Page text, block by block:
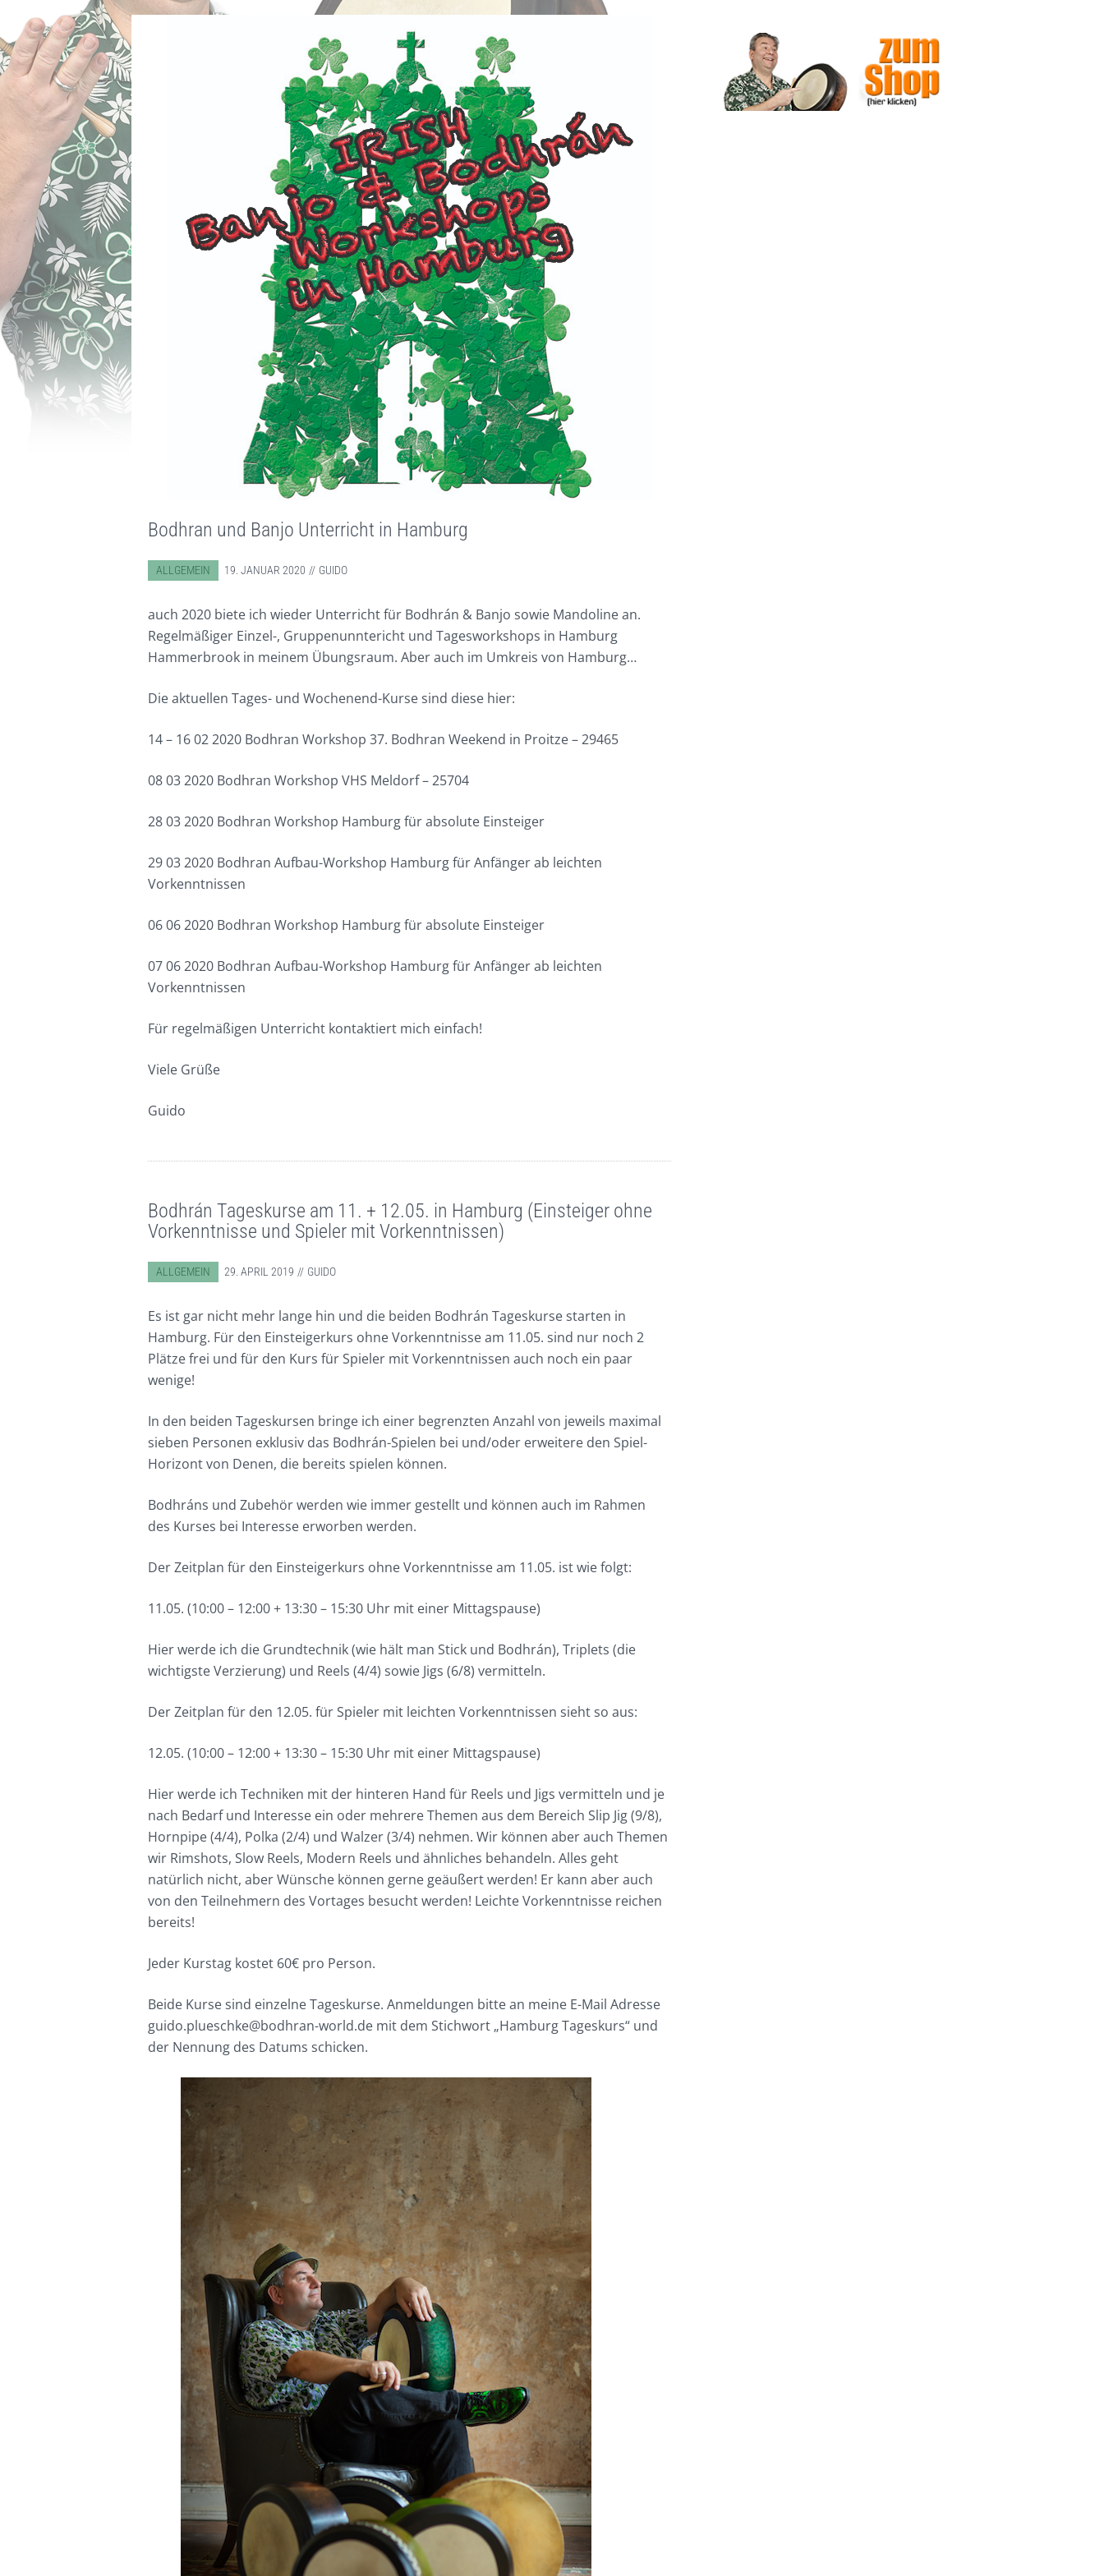
Bodhran und Banjo Unterricht in Hamburg
ABGELEGT IN:
ALLGEMEIN 19. JANUAR 2020 GUIDO
auch 2020 biete ich wieder Unterricht für Bodhrán & Banjo sowie Mandoline an.
Regelmäßiger Einzel-, Gruppenunntericht und Tagesworkshops in Hamburg
Hammerbrook in meinem Übungsraum. Aber auch im Umkreis von Hamburg…
Die aktuellen Tages- und Wochenend-Kurse sind diese hier:
14 – 16 02 2020 Bodhran Workshop 37. Bodhran Weekend in Proitze – 29465
08 03 2020 Bodhran Workshop VHS Meldorf – 25704
28 03 2020 Bodhran Workshop Hamburg für absolute Einsteiger
29 03 2020 Bodhran Aufbau-Workshop Hamburg für Anfänger ab leichten
Vorkenntnissen
06 06 2020 Bodhran Workshop Hamburg für absolute Einsteiger
07 06 2020 Bodhran Aufbau-Workshop Hamburg für Anfänger ab leichten
Vorkenntnissen
Für regelmäßigen Unterricht kontaktiert mich einfach!
Viele Grüße
Guido
Bodhrán Tageskurse am 11. + 12.05. in Hamburg (Einsteiger ohne
Vorkenntnisse und Spieler mit Vorkenntnissen)
ABGELEGT IN:
ALLGEMEIN 29. APRIL 2019 GUIDO
Es ist gar nicht mehr lange hin und die beiden Bodhrán Tageskurse starten in
Hamburg. Für den Einsteigerkurs ohne Vorkenntnisse am 11.05. sind nur noch 2
Plätze frei und für den Kurs für Spieler mit Vorkenntnissen auch noch ein paar
wenige!
In den beiden Tageskursen bringe ich einer begrenzten Anzahl von jeweils maximal
sieben Personen exklusiv das Bodhrán-Spielen bei und/oder erweitere den Spiel-
Horizont von Denen, die bereits spielen können.
Bodhráns und Zubehör werden wie immer gestellt und können auch im Rahmen
des Kurses bei Interesse erworben werden.
Der Zeitplan für den Einsteigerkurs ohne Vorkenntnisse am 11.05. ist wie folgt:
11.05. (10:00 – 12:00 + 13:30 – 15:30 Uhr mit einer Mittagspause)
Hier werde ich die Grundtechnik (wie hält man Stick und Bodhrán), Triplets (die
wichtigste Verzierung) und Reels (4/4) sowie Jigs (6/8) vermitteln.
Der Zeitplan für den 12.05. für Spieler mit leichten Vorkenntnissen sieht so aus:
12.05. (10:00 – 12:00 + 13:30 – 15:30 Uhr mit einer Mittagspause)
Hier werde ich Techniken mit der hinteren Hand für Reels und Jigs vermitteln und je
nach Bedarf und Interesse ein oder mehrere Themen aus dem Bereich Slip Jig (9/8),
Hornpipe (4/4), Polka (2/4) und Walzer (3/4) nehmen. Wir können aber auch Themen
wir Rimshots, Slow Reels, Modern Reels und ähnliches behandeln. Alles geht
natürlich nicht, aber Wünsche können gerne geäußert werden! Er kann aber auch
von den Teilnehmern des Vortages besucht werden! Leichte Vorkenntnisse reichen
bereits!
Jeder Kurstag kostet 60€ pro Person.
Beide Kurse sind einzelne Tageskurse. Anmeldungen bitte an meine E-Mail Adresse
guido.plueschke@bodhran-world.de mit dem Stichwort „Hamburg Tageskurs“ und
der Nennung des Datums schicken.